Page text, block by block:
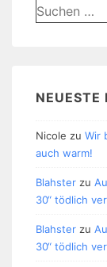
Suchen
nach:
NEUESTE
Nicole zu Wir
auch warm!
Blahster zu
30“ tödlich
Blahster zu
30“ tödlich